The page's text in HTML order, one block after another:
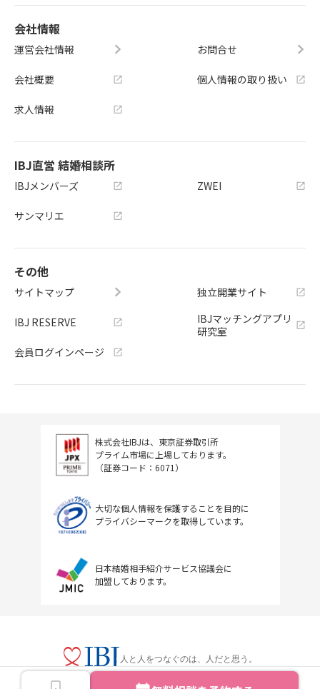
会社情報
運営会社情報
会社概要
求人情報
お問合せ
個人情報の取り扱い
IBJ直営 結婚相談所
IBJメンバーズ
サンマリエ
ZWEI
その他
サイトマップ
IBJ RESERVE
会員ログインページ
独立開業サイト
IBJマッチングアプリ
研究室
株式会社IBJは、東京証券取引所
プライム市場に上場しております。
（証券コード：6071）
大切な個人情報を保護することを目的に
プライバシーマークを取得しています。
日本結婚相手紹介サービス協議会に
加盟しております。
人と人をつなぐのは、人だと思う。